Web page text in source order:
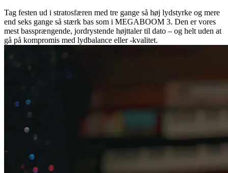
Tag festen ud i stratosfæren med tre gange så høj lydstyrke og mere
end seks gange så stærk bas som i MEGABOOM 3. Den er vores
mest bassprængende, jordrystende højttaler til dato – og helt uden at
gå på kompromis med lydbalance eller -kvalitet.